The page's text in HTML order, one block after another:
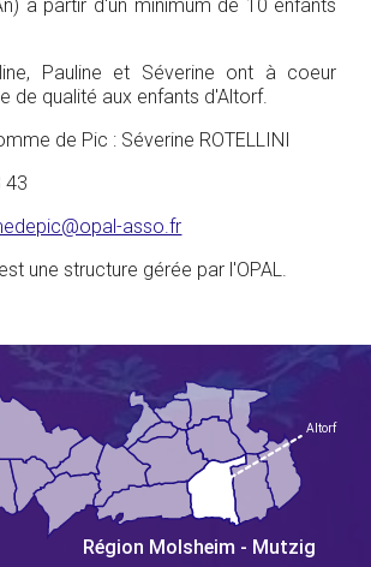
à partir d'un minimum de 10 enfants
Pauline et Séverine ont à coeur
de qualité aux enfants d'Altorf.
de Pic : Séverine ROTELLINI
43
asso.fr
une structure gérée par l'OPAL.